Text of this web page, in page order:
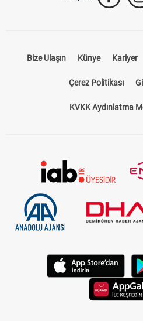
Bize Ulaşın Künye Kariyer
Çerez Politikası
KVKK Aydınlatma